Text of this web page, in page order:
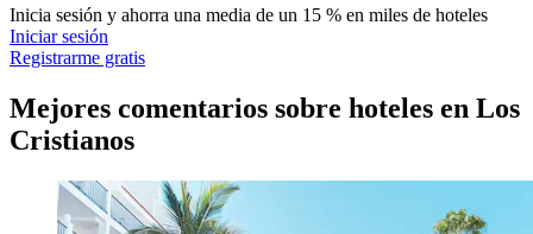
Inicia sesión y ahorra una media de un 15 % en miles de hoteles
Iniciar sesión
Registrarme gratis
Mejores comentarios sobre hoteles en Los
Cristianos